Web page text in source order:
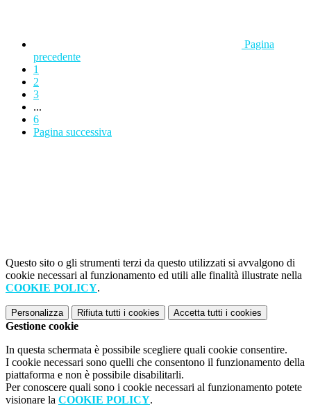
Pagina
precedente
1
2
3
...
6
Pagina successiva
Questo sito o gli strumenti terzi da questo utilizzati si avvalgono di
cookie necessari al funzionamento ed utili alle finalità illustrate nella
COOKIE POLICY.
Personalizza Rifiuta tutti i cookies Accetta tutti i cookies
Gestione cookie
In questa schermata è possibile scegliere quali cookie consentire.
I cookie necessari sono quelli che consentono il funzionamento della
piattaforma e non è possibile disabilitarli.
Per conoscere quali sono i cookie necessari al funzionamento potete
visionare la COOKIE POLICY.